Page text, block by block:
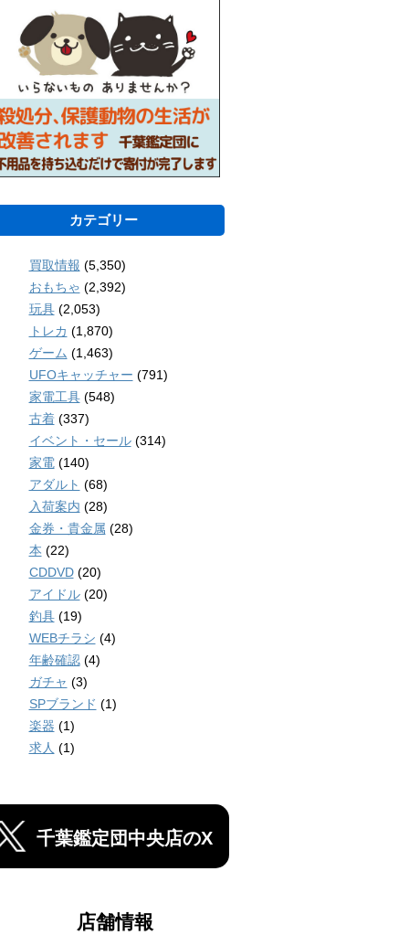
カテゴリー
買取情報 (5,350)
おもちゃ (2,392)
玩具(2,053)
トレカ (1,870)
ゲーム (1,463)
UFOキャッチャー (791)
家電工具(548)
古着(337)
イベント・セール(314)
家電(140)
アダルト (68)
入荷案内 (28)
金券・貴金属 (28)
本 (22)
CDDVD(20)
アイドル(20)
釣具(19)
WEBチラシ (4)
年齢確認(4)
ガチャ (3)
SPブランド (1)
楽器 (1)
求人 (1)
千葉鑑定団中央店のX
店舗情報